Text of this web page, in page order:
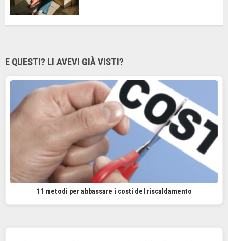
E QUESTI? LI AVEVI GIÀ VISTI?
11 metodi per abbassare i costi del riscaldamento